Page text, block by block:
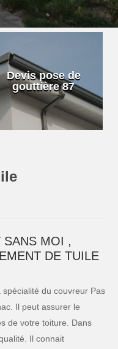
Devis pose de
gouttière 87
SANS MOI ,
DE TUILE
du couvreur Pas
Il peut assurer le
de votre toiture. Dans
Il connait